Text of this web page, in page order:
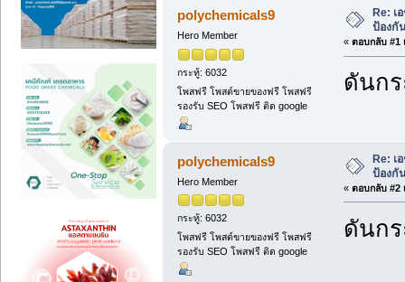
polychemicals9
Hero Member
กระทู้: 6032
โพสฟรี โพสต์ขายของฟรี โพสฟรี
รองรับ SEO โพสฟรี ติด google
Re: เ
ป้องกั
« ตอบกลับ #1
ดันก
polychemicals9
Hero Member
กระทู้: 6032
โพสฟรี โพสต์ขายของฟรี โพสฟรี
รองรับ SEO โพสฟรี ติด google
Re: เ
ป้องกั
« ตอบกลับ #2
ดันก